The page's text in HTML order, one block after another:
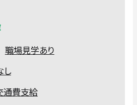
職場見学あり
し
通費支給